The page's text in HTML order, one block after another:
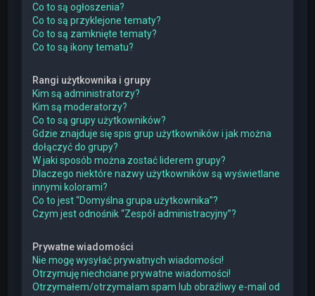
Co to są ogłoszenia?
Co to są przyklejone tematy?
Co to są zamknięte tematy?
Co to są ikony tematu?
Rangi użytkownika i grupy
Kim są administratorzy?
Kim są moderatorzy?
Co to są grupy użytkowników?
Gdzie znajduje się spis grup użytkowników i jak można
dołączyć do grupy?
W jaki sposób można zostać liderem grupy?
Dlaczego niektóre nazwy użytkowników są wyświetlane
innymi kolorami?
Co to jest “Domyślna grupa użytkownika”?
Czym jest odnośnik “Zespół administracyjny”?
Prywatne wiadomości
Nie mogę wysyłać prywatnych wiadomości!
Otrzymuję niechciane prywatne wiadomości!
Otrzymałem/otrzymałam spam lub obraźliwy e-mail od